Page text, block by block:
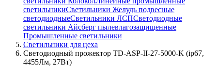
светильникиСветильники Желудь подвесные
светодиодныеСветильники ЛСПСветодиодные
светильники Айсберг пылевлагозащищенные
Промышленные светильники
Светильники для цеха
Светодиодный прожектор TD-ASP-II-27-5000-K (ip67,
4455Лм, 27Вт)